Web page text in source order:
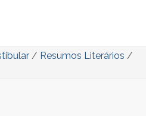
/ Resumos Literários /